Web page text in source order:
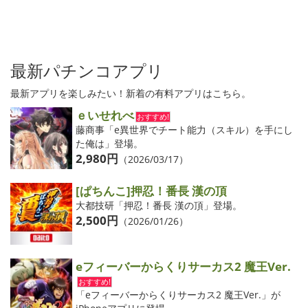
最新パチンコアプリ
最新アプリを楽しみたい！新着の有料アプリはこちら。
ｅいせれべ おすすめ!
藤商事「e異世界でチート能力（スキル）を手にし
た俺は」登場。
2,980円 （2026/03/17）
[ぱちんこ]押忍！番長 漢の頂
大都技研「押忍！番長 漢の頂」登場。
2,500円 （2026/01/26）
eフィーバーからくりサーカス2 魔王Ver.
おすすめ!
「eフィーバーからくりサーカス2 魔王Ver.」が